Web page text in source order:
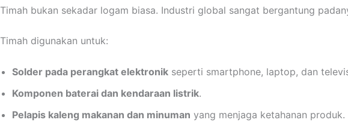
Timah bukan sekadar logam biasa. Industri global sangat bergantung
Timah digunakan untuk:
Solder pada perangkat elektronik seperti smartphone, laptop, dan
Komponen baterai dan kendaraan listrik.
Pelapis kaleng makanan dan minuman yang menjaga ketahanan produk.